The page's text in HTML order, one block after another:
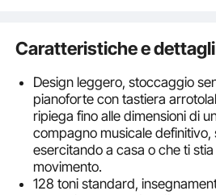
Caratteristiche e dettagli
Design leggero, stoccaggio
pianoforte con tastiera
ripiega fino alle dimensioni di
compagno musicale definitivo,
esercitando a casa o che ti
movimento.
128 toni standard,